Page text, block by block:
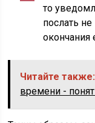
то
послать
окончания
Читайте также:
времени -